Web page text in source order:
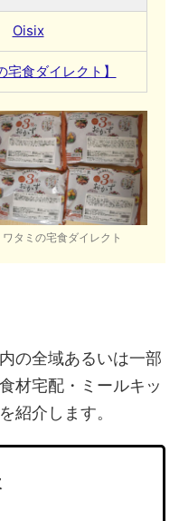
Oisix
宅食ダイレクト】
ワタミの宅食ダイレクト
の全域あるいは一部
材宅配・ミールキッ
紹介します。